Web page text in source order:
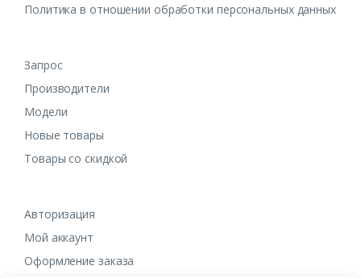
Политика в отношении обработки персональных данных
Запрос
Производители
Модели
Новые товары
Товары со скидкой
Авторизация
Мой аккаунт
Оформление заказа